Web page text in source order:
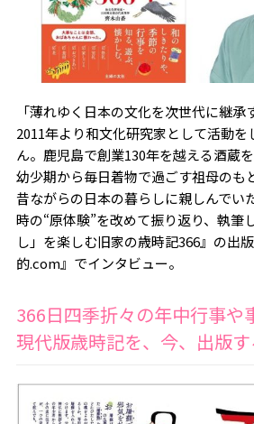
「薄れゆく日本の文化を次世代に継承
2011年より和文化研究家として活動を
ん。鹿児島で創業130年を越える酒蔵
幼少期から毎日着物で過ごす祖母のも
昔ながらの日本の暮らしに親しんでい
時の“原体験”を改めて振り返り、執筆
し」を楽しむ旧家の歳時記366』の出
的.com』でインタビュー。
366日四季折々の年中行事や
現代版歳時記を、今、出版